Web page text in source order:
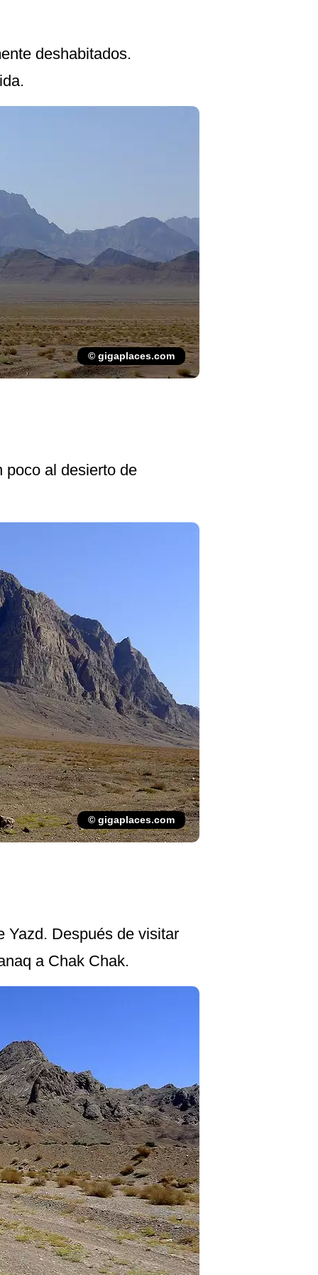
deshabitados.
© gigaplaces.com
poco al desierto de
© gigaplaces.com
Yazd. Después de visitar
a Chak Chak.